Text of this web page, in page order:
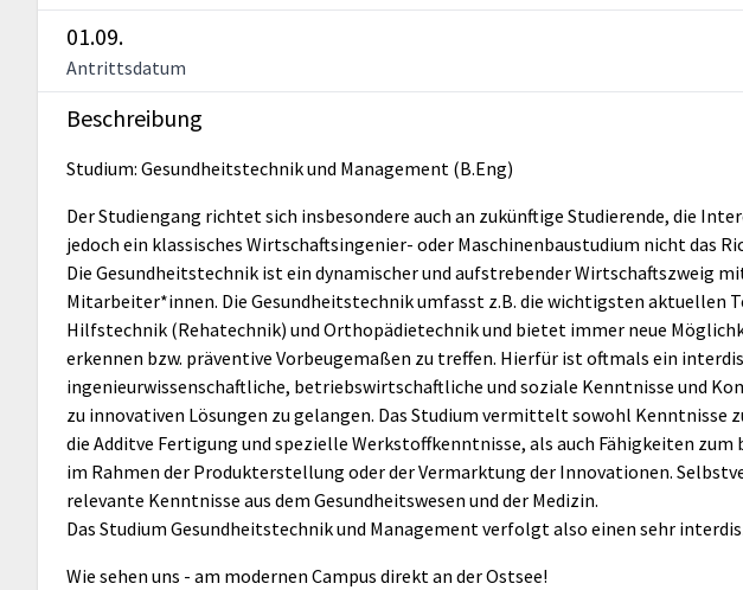
01.09.
Antrittsdatum
Beschreibung
Studium: Gesundheitstechnik und Management (B.Eng)
Der Studiengang richtet sich insbesondere auch an zukünftige Studierende, die
jedoch ein klassisches Wirtschaftsingenier- oder Maschinenbaustudium nicht das
Die Gesundheitstechnik ist ein dynamischer und aufstrebender Wirtschaftszweig
Mitarbeiter*innen. Die Gesundheitstechnik umfasst z.B. die wichtigsten aktuellen
Hilfstechnik (Rehatechnik) und Orthopädietechnik und bietet immer neue
erkennen bzw. präventive Vorbeugemaßen zu treffen. Hierfür ist oftmals ein
ingenieurwissenschaftliche, betriebswirtschaftliche und soziale Kenntnisse und
zu innovativen Lösungen zu gelangen. Das Studium vermittelt sowohl Kenntnisse
die Additve Fertigung und spezielle Werkstoffkenntnisse, als auch Fähigkeiten
im Rahmen der Produkterstellung oder der Vermarktung der Innovationen.
relevante Kenntnisse aus dem Gesundheitswesen und der Medizin.
Das Studium Gesundheitstechnik und Management verfolgt also einen sehr
Wie sehen uns - am modernen Campus direkt an der Ostsee!